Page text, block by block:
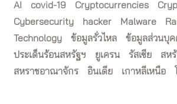
AI covid-19 Cryptocurrencies
Cybersecurity
hacker Malware
Technology
ข้อมูลรั่วไหล ข้อมูลส่วนบุค
ประเด็นร้อนสหรัฐฯ
ยูเครน รัสเซีย
สห
สหราชอาณาจักร
อินเดีย เกาหลีเหนือ